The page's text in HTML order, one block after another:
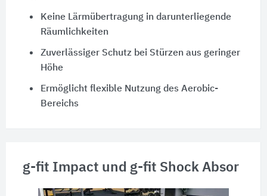
Keine Lärmübertragung in darunterliegende
Räumlichkeiten
Zuverlässiger Schutz bei Stürzen aus geringer
Höhe
Ermöglicht flexible Nutzung des Aerobic-
Bereichs
g-fit Impact und g-fit Shock Absor